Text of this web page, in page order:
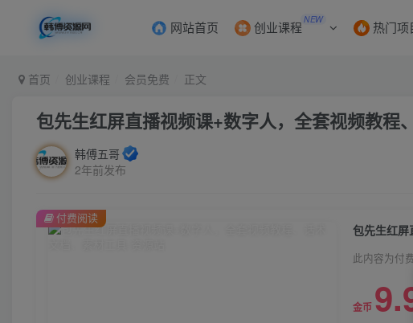
网站首页 创业课程 NEW 热门项
首页 创业课程 会员免费 正文
包先生红屏直播视频课+数字人，全套​视频教程
韩傅五哥
2年前发布
包先生红屏
此内容为付
金币
付费阅读